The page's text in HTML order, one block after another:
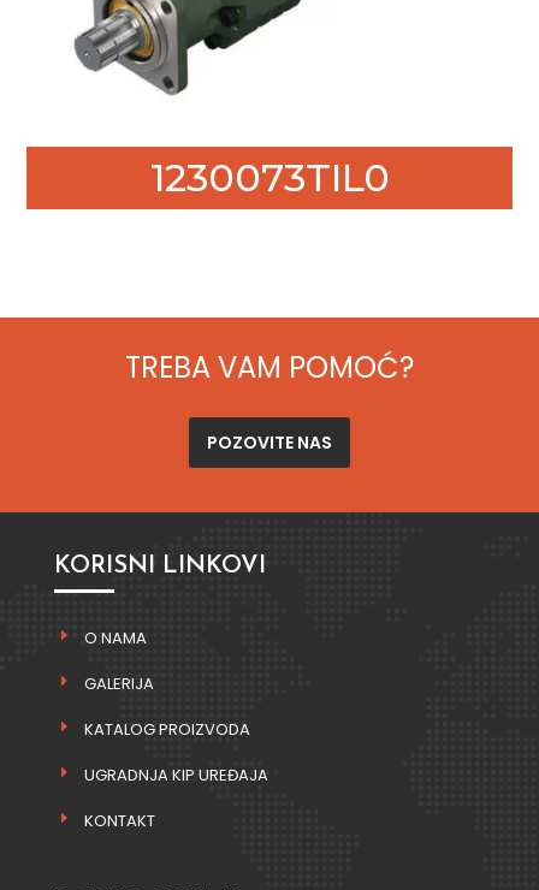
1230073TIL0
TREBA VAM POMOĆ?
POZOVITE NAS
KORISNI LINKOVI
O NAMA
GALERIJA
KATALOG PROIZVODA
UGRADNJA KIP UREĐAJA
KONTAKT